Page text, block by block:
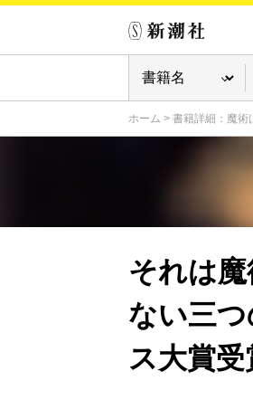
ホーム > 書籍詳細：魔術
それは
ない三
ス大賞受